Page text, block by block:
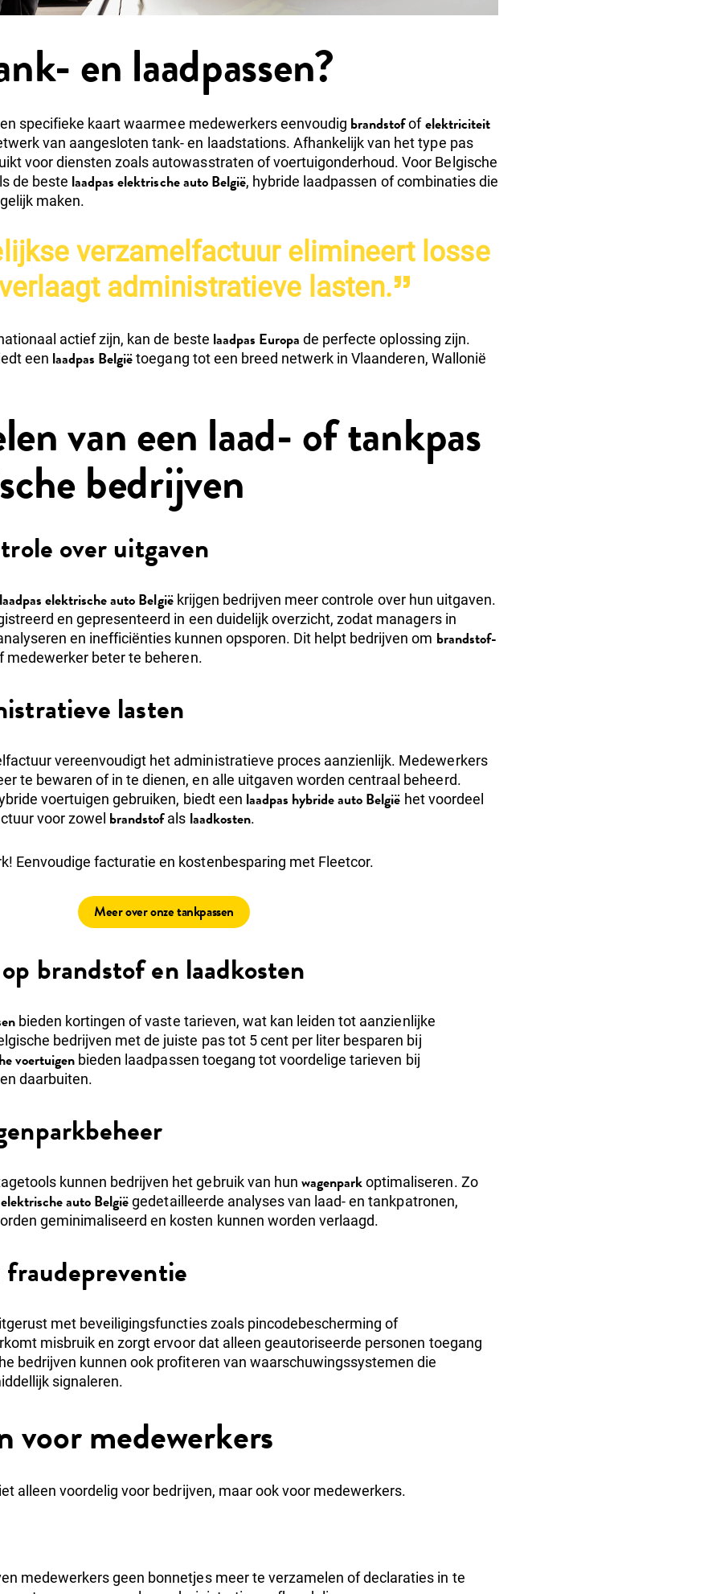
en laadpassen?
specifieke kaart waarmee medewerkers eenvoudig brandstofofelektriciteit
van aangesloten tank- en laadstations. Afhankelijk van het type pas
voor diensten zoals autowasstraten of voertuigonderhoud. Voor Belgische
de beste laadpas elektrische auto België, hybride laadpassen of combinaties die
maken.
verzamelfactuur elimineert losse
administratieve lasten.
actief zijn, kan de beste laadpas Europa de perfecte oplossing zijn.
een laadpas Belgiëtoegang tot een breed netwerk in Vlaanderen, Wallonië
van een laad- of tankpas
bedrijven
over uitgaven
laadpas elektrische auto Belgiëkrijgen bedrijven meer controle over hun uitgaven.
en gepresenteerd in een duidelijk overzicht, zodat managers in
en inefficiënties kunnen opsporen. Dit helpt bedrijven om brandstof-
medewerker beter te beheren.
lasten
vereenvoudigt het administratieve proces aanzienlijk. Medewerkers
te bewaren of in te dienen, en alle uitgaven worden centraal beheerd.
voertuigen gebruiken, biedt een laadpas hybride auto België het voordeel
voor zowel brandstofals laadkosten.
Eenvoudige facturatie en kostenbesparing met Fleetcor.
Meer over onze tankpassen
brandstof en laadkosten
bieden kortingen of vaste tarieven, wat kan leiden tot aanzienlijke
bedrijven met de juiste pas tot 5 cent per liter besparen bij
voertuigen bieden laadpassen toegang tot voordelige tarieven bij
daarbuiten.
kunnen bedrijven het gebruik van hun wagenparkoptimaliseren. Zo
auto Belgiëgedetailleerde analyses van laad- en tankpatronen,
geminimaliseerd en kosten kunnen worden verlaagd.
met beveiligingsfuncties zoals pincodebescherming of
misbruik en zorgt ervoor dat alleen geautoriseerde personen toegang
bedrijven kunnen ook profiteren van waarschuwingssystemen die
signaleren.
voor medewerkers
alleen voordelig voor bedrijven, maar ook voor medewerkers.
medewerkers geen bonnetjes meer te verzamelen of declaraties in te